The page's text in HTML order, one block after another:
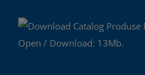
Open / Download: 13Mb.